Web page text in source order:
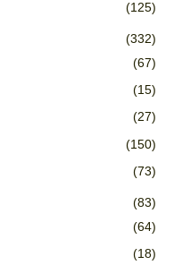
(125)
(332)
(67)
(15)
(27)
(150)
(73)
(83)
(64)
(18)